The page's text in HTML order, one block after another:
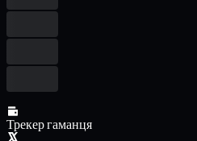
Трекер гаманця